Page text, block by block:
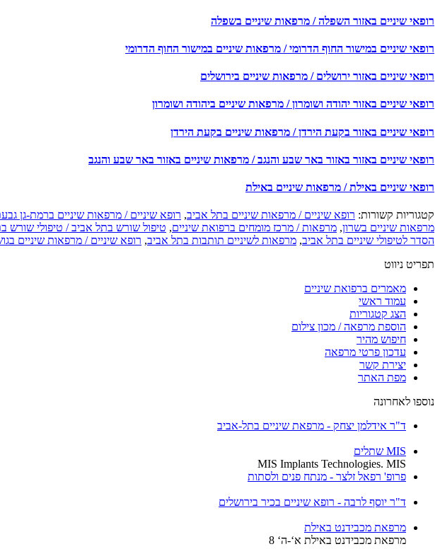
רופאי שיניים באזור השפלה / מרפאות שיניים בשפלה
רופאי שיניים במישור החוף הדרומי / מרפאות שיניים במישור החוף הדרומי
רופאי שיניים באזור ירושלים / מרפאות שיניים בירושלים
רופאי שיניים באזור יהודה ושומרון / מרפאות שיניים ביהודה ושומרון
רופאי שיניים באזור בקעת הירדן / מרפאות שיניים בקעת הירדן
רופאי שיניים באזור באזור באר שבע והנגב / מרפאות שיניים באזור באר שבע והנגב
רופאי שיניים באילת / מרפאות שיניים באילת
קטגוריות קשורות: רופא שיניים / מרפאות שיניים בתל אביב, רופא שיניים / מרפאות שיניים ברמת-גן
מרפאות שיניים בשרון, מרפאות / מרכז מומחים ברפואת שיניים, טיפול שורש בתל אביב / טיפולי שורש
הסדר לטיפולי שיניים בתל אביב, מרפאות לשיניים תותבות בתל אביב, רופא שיניים / מרפאות שיניים
תפריט ניווט
מאמרים ברפואת שיניים
עמוד ראשי
הצג קטגוריות
הוספת מרפאה / מכון צילום
חיפוש מהיר
עדכון פרטי מרפאה
יצירת קשר
מפת האתר
נוספו לאחרונה
ד"ר אידלמן יצחק - מרפאת שיניים בתל-אביב
MIS שתלים
MIS Implants Technologies. MIS
פרופ' רפאל זלצר - מנתח פנים ולסתות
ד"ר יוסף לרבה - רופא שיניים בכיר בירושלים
מרפאת מכבידנט באילת
מרפאת מכבידנט באילת א‘-ה‘ 8